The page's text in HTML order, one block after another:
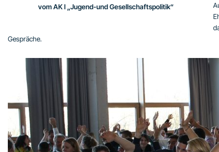
vom AK I „Jugend-und Gesellschaftspolitik“
Gespräche.